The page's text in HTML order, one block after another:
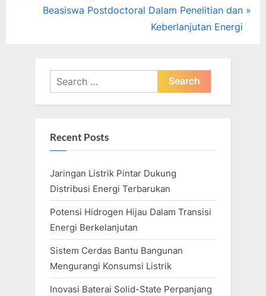
N
Beasiswa Postdoctoral Dalam Penelitian dan
Keberlanjutan Energi
Search
for:
Recent Posts
Jaringan Listrik Pintar Dukung
Distribusi Energi Terbarukan
Potensi Hidrogen Hijau Dalam Transisi
Energi Berkelanjutan
Sistem Cerdas Bantu Bangunan
Mengurangi Konsumsi Listrik
Inovasi Baterai Solid-State Perpanjang